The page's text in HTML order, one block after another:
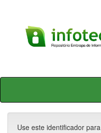
Skip
Use este identificador